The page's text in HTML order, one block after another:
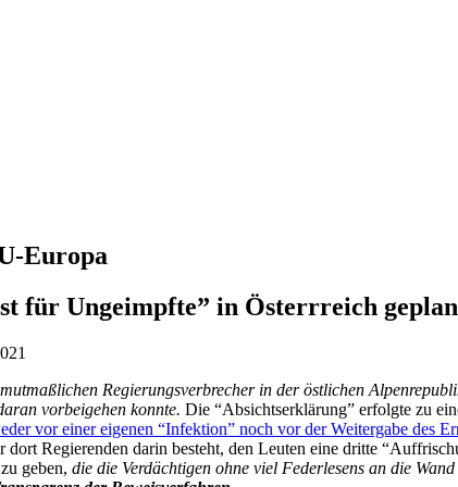
Europa
für Ungeimpfte” in Österrreich
mutmaßlichen Regierungsverbrecher in der östlichen
vorbeigehen konnte. Die “Absichtserklärung” erfolgte zu
vor einer eigenen “Infektion” noch vor der Weitergabe des
dort Regierenden darin besteht, den Leuten eine dritte
geben, die die Verdächtigen ohne viel Federlesens an die